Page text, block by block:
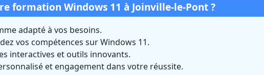
formation Windows 11 à Joinville-le-Pont ?
adapté à vos besoins.
vos compétences sur Windows 11.
interactives et outils innovants.
et engagement dans votre réussite.